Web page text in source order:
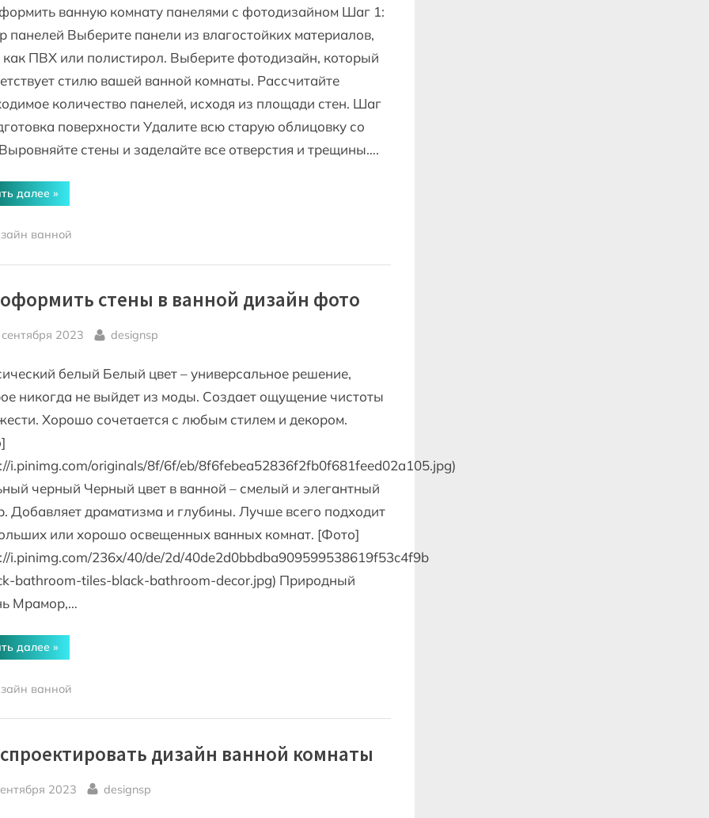
ванную комнату панелями с фотодизайном Шаг 1:
панелей Выберите панели из влагостойких материалов,
как ПВХ или полистирол. Выберите фотодизайн, который
стилю вашей ванной комнаты. Рассчитайте
количество панелей, исходя из площади стен. Шаг
поверхности Удалите всю старую облицовку со
стены и заделайте все отверстия и трещины….
далее “Как
сделать
фото
»
ванной
стены в ванной дизайн фото
2023 By
designsp
белый Белый цвет – универсальное решение,
никогда не выйдет из моды. Создает ощущение чистоты
Хорошо сочетается с любым стилем и декором.
i.pinimg.com/originals/8f/6f/eb/8f6febea52836f2fb0f681feed02a105.jpg)
черный Черный цвет в ванной – смелый и элегантный
Добавляет драматизма и глубины. Лучше всего подходит
или хорошо освещенных ванных комнат. [Фото]
i.pinimg.com/236x/40/de/2d/40de2d0bbdba909599538619f53c4f9b
bathroom-tiles-black-bathroom-decor.jpg) Природный
Мрамор,…
далее “Как
оформить
ванной
»
ванной
дизайн ванной комнаты
2023 By
designsp